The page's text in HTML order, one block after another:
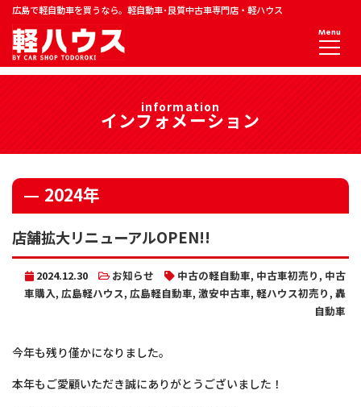
広島で軽自動車を買うなら。軽自動車･良質中古車専門店・軽ハウス
Menu
information
インフォメーション
2024年
店舗拡大リニューアルOPEN!!
2024.12.30 お知らせ 中古の軽自動車, 中古車初売り , 中古
車購入, 広島軽ハウス, 広島軽自動車, 激安中古車, 軽ハウス初売り , 轟
自動車
今年も残り僅かになりました。
本年もご愛顧いただき誠にありがとうございました！